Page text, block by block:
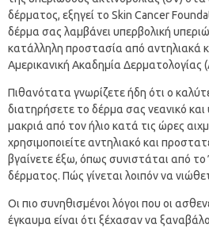
δέρματος, εξηγεί το Skin Cancer
δέρμα σας λαμβάνει υπερβολική
κατάλληλη προστασία από αντηλιακά
Αμερικανική Ακαδημία Δερματολογίας
Πιθανότατα γνωρίζετε ήδη ότι ο
διατηρήσετε το δέρμα σας νεανικό και
μακριά από τον ήλιο κατά τις ώρες
χρησιμοποιείτε αντηλιακό και
βγαίνετε έξω, όπως συνιστάται από το
δέρματος. Πώς γίνεται λοιπόν να
Οι πιο συνηθισμένοι λόγοι που οι
έγκαυμα είναι ότι ξέχασαν να